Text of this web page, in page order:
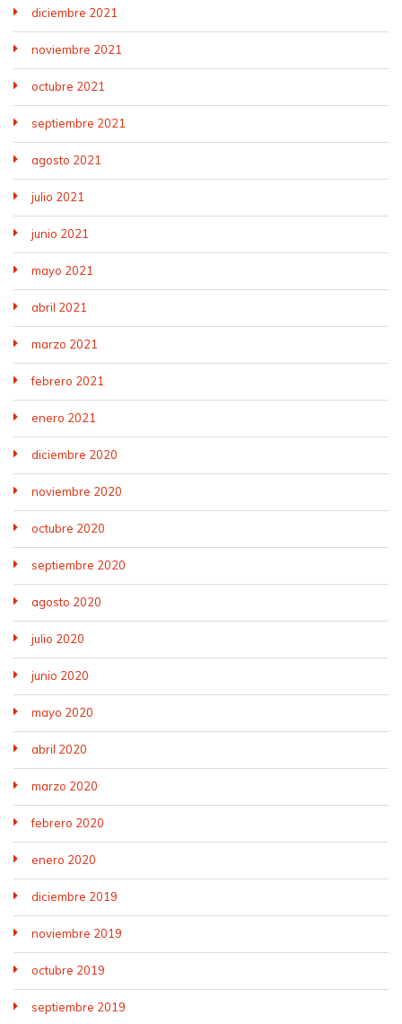
diciembre 2021
noviembre 2021
octubre 2021
septiembre 2021
agosto 2021
julio 2021
junio 2021
mayo 2021
abril 2021
marzo 2021
febrero 2021
enero 2021
diciembre 2020
noviembre 2020
octubre 2020
septiembre 2020
agosto 2020
julio 2020
junio 2020
mayo 2020
abril 2020
marzo 2020
febrero 2020
enero 2020
diciembre 2019
noviembre 2019
octubre 2019
septiembre 2019